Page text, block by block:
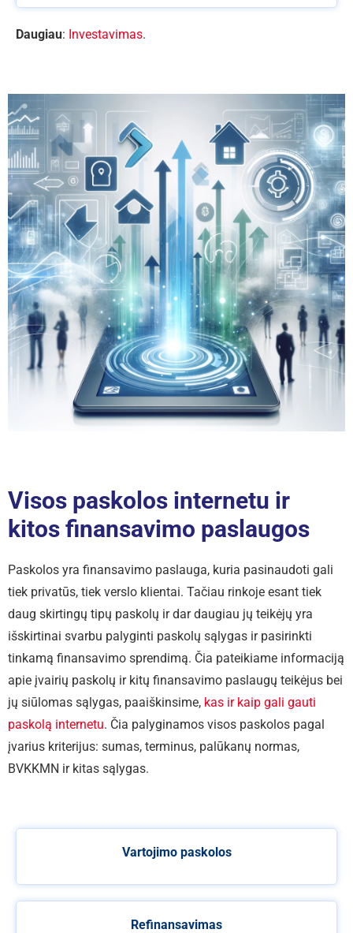
Daugiau: Investavimas.
Visos paskolos internetu ir
kitos finansavimo paslaugos
Paskolos yra finansavimo paslauga, kuria pasinaudoti gali
tiek privatūs, tiek verslo klientai. Tačiau rinkoje esant tiek
daug skirtingų tipų paskolų ir dar daugiau jų teikėjų yra
išskirtinai svarbu palyginti paskolų sąlygas ir pasirinkti
tinkamą finansavimo sprendimą. Čia pateikiame informaciją
apie įvairių paskolų ir kitų finansavimo paslaugų teikėjus bei
jų siūlomas sąlygas, paaiškinsime, kas ir kaip gali gauti
paskolą internetu. Čia palyginamos visos paskolos pagal
įvarius kriterijus: sumas, terminus, palūkanų normas,
BVKKMN ir kitas sąlygas.
Vartojimo paskolos
Refinansavimas